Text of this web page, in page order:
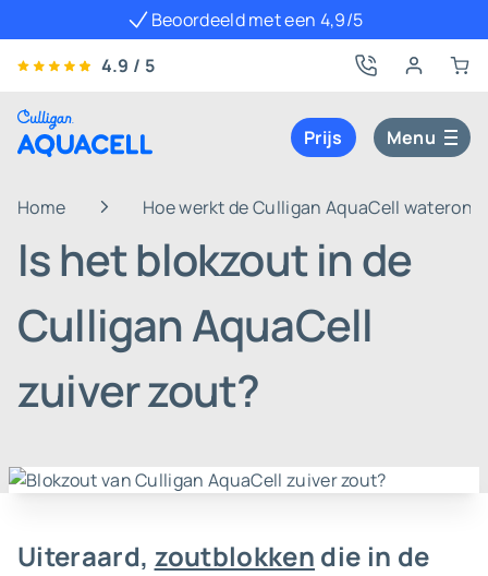
Beoordeeld met een 4,9/5
4.9 / 5
Prijs Menu
Home Hoe werkt de Culligan AquaCell
Is het blokzout in de
Culligan AquaCell
zuiver zout?
Uiteraard, zoutblokken die in de